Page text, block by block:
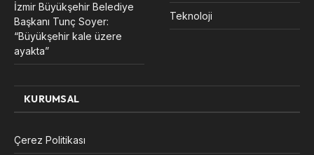
İzmir Büyükşehir Belediye
Başkanı Tunç Soyer:
“Büyükşehir kale üzere
ayakta”
Teknoloji
KURUMSAL
Çerez Politikası